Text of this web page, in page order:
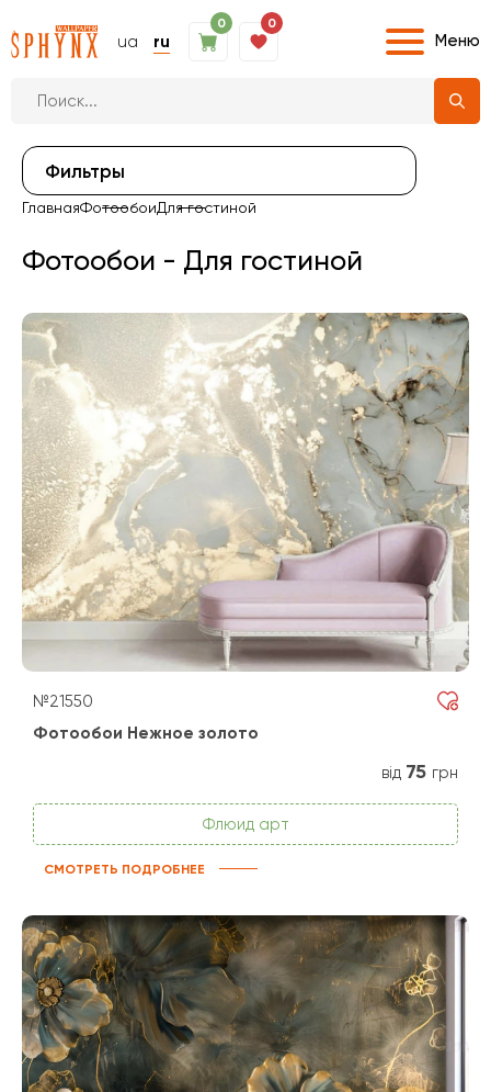
ua ru
0 0
Меню
Фильтры
ГлавнаяФотообоиДля гостиной
Фотообои - Для гостиной
№21550
Фотообои Нежное золото
від 75 грн
Флюид арт
СМОТРЕТЬ ПОДРОБНЕЕ